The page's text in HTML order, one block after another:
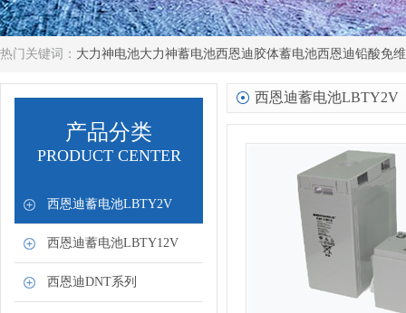
热门关键词： 大力神电池大力神蓄电池西恩迪胶体蓄电池西恩迪铅酸免
产品分类
PRODUCT CENTER
西恩迪蓄电池LBTY2V
西恩迪蓄电池LBTY12V
西恩迪DNT系列
西恩迪蓄电池LBTY2V